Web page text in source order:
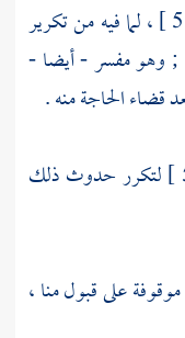
[ الضحى : 5 ] ، لما فيه من تكرير
; وهو مفسر - أيضا -
قضاء الحاجة منه .
[ طه : 50 ] لتكرر حدوث ذلك
; لأنها موقوفة على قبول منا ،